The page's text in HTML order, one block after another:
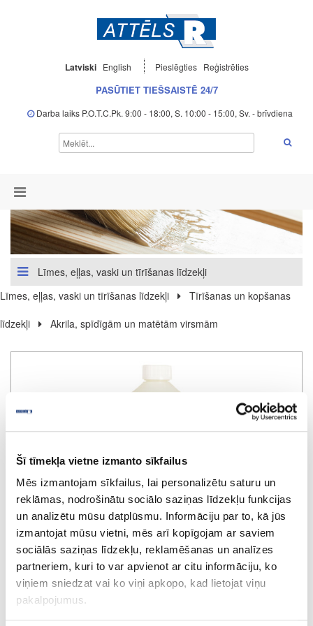
Šī tīmekļa vietne izmanto sīkfailus
Mēs izmantojam sīkfailus, lai personalizētu saturu un
reklāmas, nodrošinātu sociālo saziņas līdzekļu funkcijas
un analizētu mūsu datplūsmu. Informāciju par to, kā jūs
izmantojat mūsu vietni, mēs arī kopīgojam ar saviem
sociālās saziņas līdzekļu, reklamēšanas un analīzes
partneriem, kuri to var apvienot ar citu informāciju, ko
viņiem sniedzat vai ko viņi apkopo, kad lietojat viņu
pakalpojumus.
Latviski English Pieslēgties Reģistrēties
PASŪTIET TIEŠSAISTĒ 24/7
Darba laiks P.O.T.C.Pk. 9:00 - 18:00, S. 10:00 - 15:00, Sv. - brīvdiena
Līmes, eļļas, vaski un tīrīšanas līdzekļi
Līmes, eļļas, vaski un tīrīšanas līdzekļi
Tīrīšanas un kopšanas
līdzekļi
Akrila, spīdīgām un matētām virsmām